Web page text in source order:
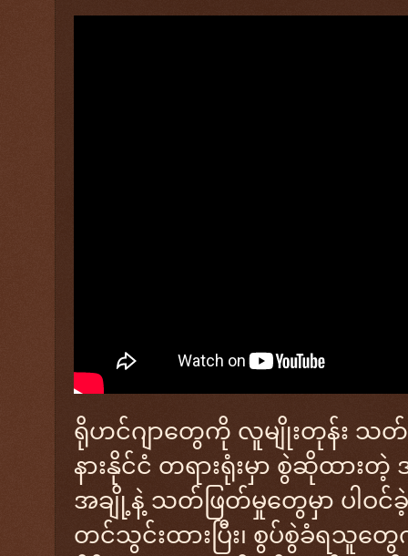
ရိုဟင်ဂျာတွေကို လူမျိုးတုန်း သတ်
နားနိုင်ငံ တရားရုံးမှာ စွဲဆိုထားတဲ့
အချို့နဲ့ သတ်ဖြတ်မှုတွေမှာ ပါဝ
တင်သွင်းထားပြီး၊ စွပ်စွဲခံရသူတွ